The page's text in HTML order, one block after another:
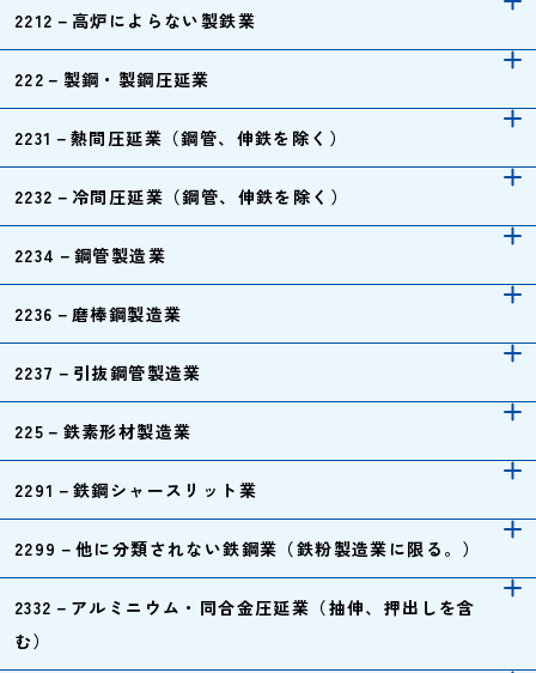
2212－高炉によらない製鉄業
222－製鋼・製鋼圧延業
2231－熱間圧延業（鋼管、伸鉄を除く）
2232－冷間圧延業（鋼管、伸鉄を除く）
2234－鋼管製造業
2236－磨棒鋼製造業
2237－引抜鋼管製造業
225－鉄素形材製造業
2291－鉄鋼シャースリット業
2299－他に分類されない鉄鋼業（鉄粉製造業に限る。）
2332－アルミニウム・同合金圧延業（抽伸、押出しを含
む）